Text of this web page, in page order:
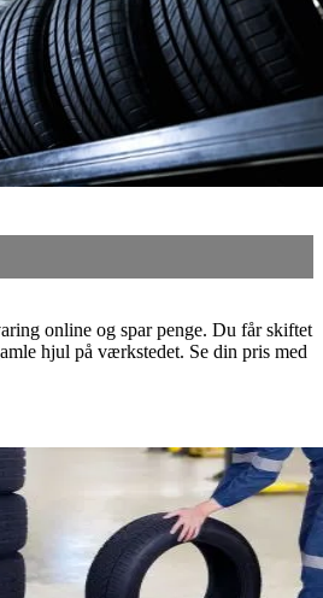
online og spar penge. Du får skiftet
hjul på værkstedet. Se din pris med